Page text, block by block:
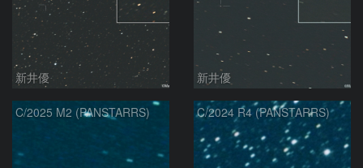
新井優 新井優
C/2025 M2 (PANSTARRS) C/2024 R4 (PANSTARRS)